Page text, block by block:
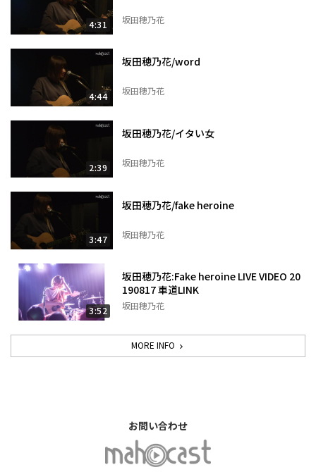
4:31 坂田穂乃花
4:44
坂田穂乃花/word
坂田穂乃花
2:39
坂田穂乃花/イタい女
坂田穂乃花
3:47
坂田穂乃花/fake heroine
坂田穂乃花
3:52
坂田穂乃花:Fake heroine LIVE VIDEO 20
190817 車道LINK
坂田穂乃花
MORE INFO
お問い合わせ